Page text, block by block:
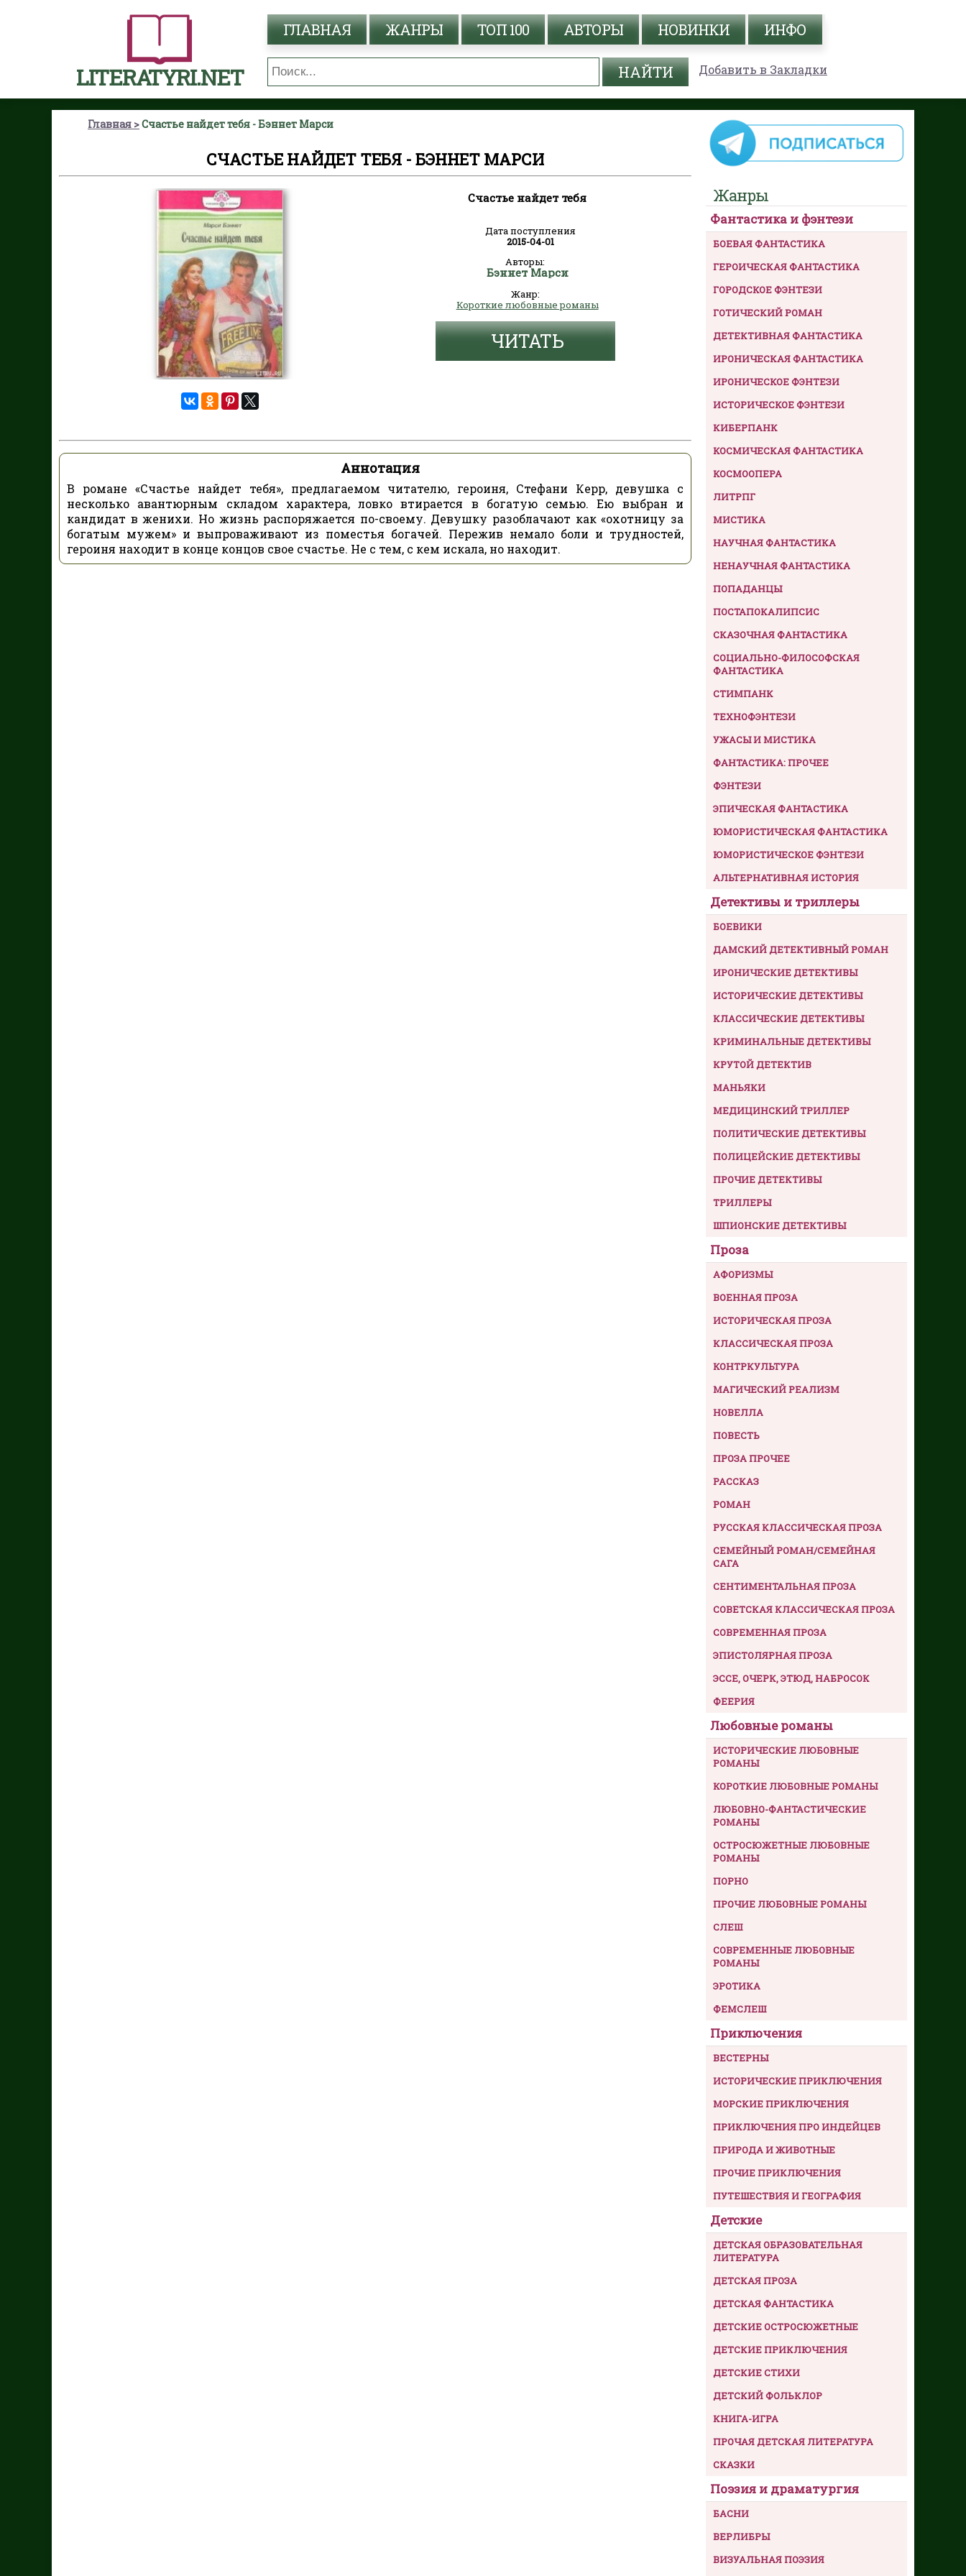
LITERATYRI.NET
ГЛАВНАЯ ЖАНРЫ ТОП 100 АВТОРЫ НОВИНКИ ИНФО
Добавить в Закладки
Главная Счастье найдет тебя - Бэннет Марси
СЧАСТЬЕ НАЙДЕТ ТЕБЯ - БЭННЕТ МАРСИ
Счастье найдет тебя
Дата поступления
2015-04-01
Авторы:
Бэннет Марси
Жанр:
Короткие любовные романы
ЧИТАТЬ
Аннотация
В романе «Счастье найдет тебя», предлагаемом читателю, героиня, Стефани Керр, девушка с
несколь­ко авантюрным складом характера, ловко втирается в богатую семью. Ею выбран и
кандидат в женихи. Но жизнь распоряжается по-своему. Девушку разобла­чают как «охотницу за
богатым мужем» и выпрова­живают из поместья богачей. Пережив немало боли и трудностей,
героиня находит в конце концов свое счастье. Не с тем, с кем искала, но находит.
Жанры
Фантастика и фэнтези
БОЕВАЯ ФАНТАСТИКА
ГЕРОИЧЕСКАЯ ФАНТАСТИКА
ГОРОДСКОЕ ФЭНТЕЗИ
ГОТИЧЕСКИЙ РОМАН
ДЕТЕКТИВНАЯ ФАНТАСТИКА
ИРОНИЧЕСКАЯ ФАНТАСТИКА
ИРОНИЧЕСКОЕ ФЭНТЕЗИ
ИСТОРИЧЕСКОЕ ФЭНТЕЗИ
КИБЕРПАНК
КОСМИЧЕСКАЯ ФАНТАСТИКА
КОСМООПЕРА
ЛИТРПГ
МИСТИКА
НАУЧНАЯ ФАНТАСТИКА
НЕНАУЧНАЯ ФАНТАСТИКА
ПОПАДАНЦЫ
ПОСТАПОКАЛИПСИС
СКАЗОЧНАЯ ФАНТАСТИКА
СОЦИАЛЬНО-ФИЛОСОФСКАЯ
ФАНТАСТИКА
СТИМПАНК
ТЕХНОФЭНТЕЗИ
УЖАСЫ И МИСТИКА
ФАНТАСТИКА: ПРОЧЕЕ
ФЭНТЕЗИ
ЭПИЧЕСКАЯ ФАНТАСТИКА
ЮМОРИСТИЧЕСКАЯ ФАНТАСТИКА
ЮМОРИСТИЧЕСКОЕ ФЭНТЕЗИ
АЛЬТЕРНАТИВНАЯ ИСТОРИЯ
Детективы и триллеры
БОЕВИКИ
ДАМСКИЙ ДЕТЕКТИВНЫЙ РОМАН
ИРОНИЧЕСКИЕ ДЕТЕКТИВЫ
ИСТОРИЧЕСКИЕ ДЕТЕКТИВЫ
КЛАССИЧЕСКИЕ ДЕТЕКТИВЫ
КРИМИНАЛЬНЫЕ ДЕТЕКТИВЫ
КРУТОЙ ДЕТЕКТИВ
МАНЬЯКИ
МЕДИЦИНСКИЙ ТРИЛЛЕР
ПОЛИТИЧЕСКИЕ ДЕТЕКТИВЫ
ПОЛИЦЕЙСКИЕ ДЕТЕКТИВЫ
ПРОЧИЕ ДЕТЕКТИВЫ
ТРИЛЛЕРЫ
ШПИОНСКИЕ ДЕТЕКТИВЫ
Проза
АФОРИЗМЫ
ВОЕННАЯ ПРОЗА
ИСТОРИЧЕСКАЯ ПРОЗА
КЛАССИЧЕСКАЯ ПРОЗА
КОНТРКУЛЬТУРА
МАГИЧЕСКИЙ РЕАЛИЗМ
НОВЕЛЛА
ПОВЕСТЬ
ПРОЗА ПРОЧЕЕ
РАССКАЗ
РОМАН
РУССКАЯ КЛАССИЧЕСКАЯ ПРОЗА
СЕМЕЙНЫЙ РОМАН/СЕМЕЙНАЯ
САГА
СЕНТИМЕНТАЛЬНАЯ ПРОЗА
СОВЕТСКАЯ КЛАССИЧЕСКАЯ ПРОЗА
СОВРЕМЕННАЯ ПРОЗА
ЭПИСТОЛЯРНАЯ ПРОЗА
ЭССЕ, ОЧЕРК, ЭТЮД, НАБРОСОК
ФЕЕРИЯ
Любовные романы
ИСТОРИЧЕСКИЕ ЛЮБОВНЫЕ
РОМАНЫ
КОРОТКИЕ ЛЮБОВНЫЕ РОМАНЫ
ЛЮБОВНО-ФАНТАСТИЧЕСКИЕ
РОМАНЫ
ОСТРОСЮЖЕТНЫЕ ЛЮБОВНЫЕ
РОМАНЫ
ПОРНО
ПРОЧИЕ ЛЮБОВНЫЕ РОМАНЫ
СЛЕШ
СОВРЕМЕННЫЕ ЛЮБОВНЫЕ
РОМАНЫ
ЭРОТИКА
ФЕМСЛЕШ
Приключения
ВЕСТЕРНЫ
ИСТОРИЧЕСКИЕ ПРИКЛЮЧЕНИЯ
МОРСКИЕ ПРИКЛЮЧЕНИЯ
ПРИКЛЮЧЕНИЯ ПРО ИНДЕЙЦЕВ
ПРИРОДА И ЖИВОТНЫЕ
ПРОЧИЕ ПРИКЛЮЧЕНИЯ
ПУТЕШЕСТВИЯ И ГЕОГРАФИЯ
Детские
ДЕТСКАЯ ОБРАЗОВАТЕЛЬНАЯ
ЛИТЕРАТУРА
ДЕТСКАЯ ПРОЗА
ДЕТСКАЯ ФАНТАСТИКА
ДЕТСКИЕ ОСТРОСЮЖЕТНЫЕ
ДЕТСКИЕ ПРИКЛЮЧЕНИЯ
ДЕТСКИЕ СТИХИ
ДЕТСКИЙ ФОЛЬКЛОР
КНИГА-ИГРА
ПРОЧАЯ ДЕТСКАЯ ЛИТЕРАТУРА
СКАЗКИ
Поэзия и драматургия
БАСНИ
ВЕРЛИБРЫ
ВИЗУАЛЬНАЯ ПОЭЗИЯ